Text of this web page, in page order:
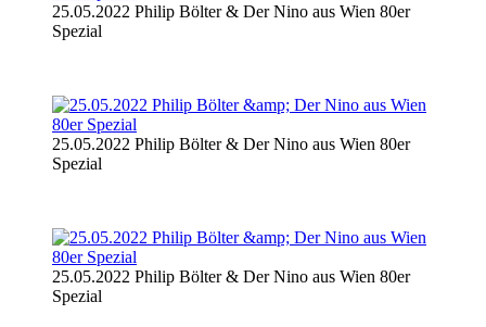
25.05.2022 Philip Bölter & Der Nino aus Wien 80er
Spezial
25.05.2022 Philip Bölter & Der Nino aus Wien 80er
Spezial
25.05.2022 Philip Bölter & Der Nino aus Wien 80er
Spezial